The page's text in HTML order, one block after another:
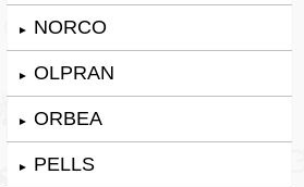
► NORCO
► OLPRAN
► ORBEA
► PELLS